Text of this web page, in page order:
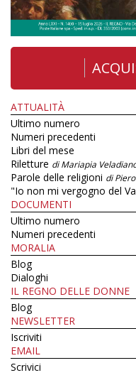
ATTUALITÀ
Ultimo numero
Numeri precedenti
Libri del mese
Riletture di Mariapia
Parole delle religioni di
"Io non mi vergogno del
DOCUMENTI
Ultimo numero
Numeri precedenti
MORALIA
Blog
Dialoghi
IL REGNO DELLE DONNE
Blog
NEWSLETTER
Iscriviti
EMAIL
Scrivici